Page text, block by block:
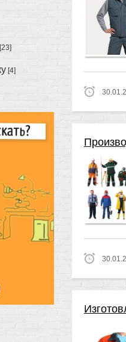
[23]
[4]